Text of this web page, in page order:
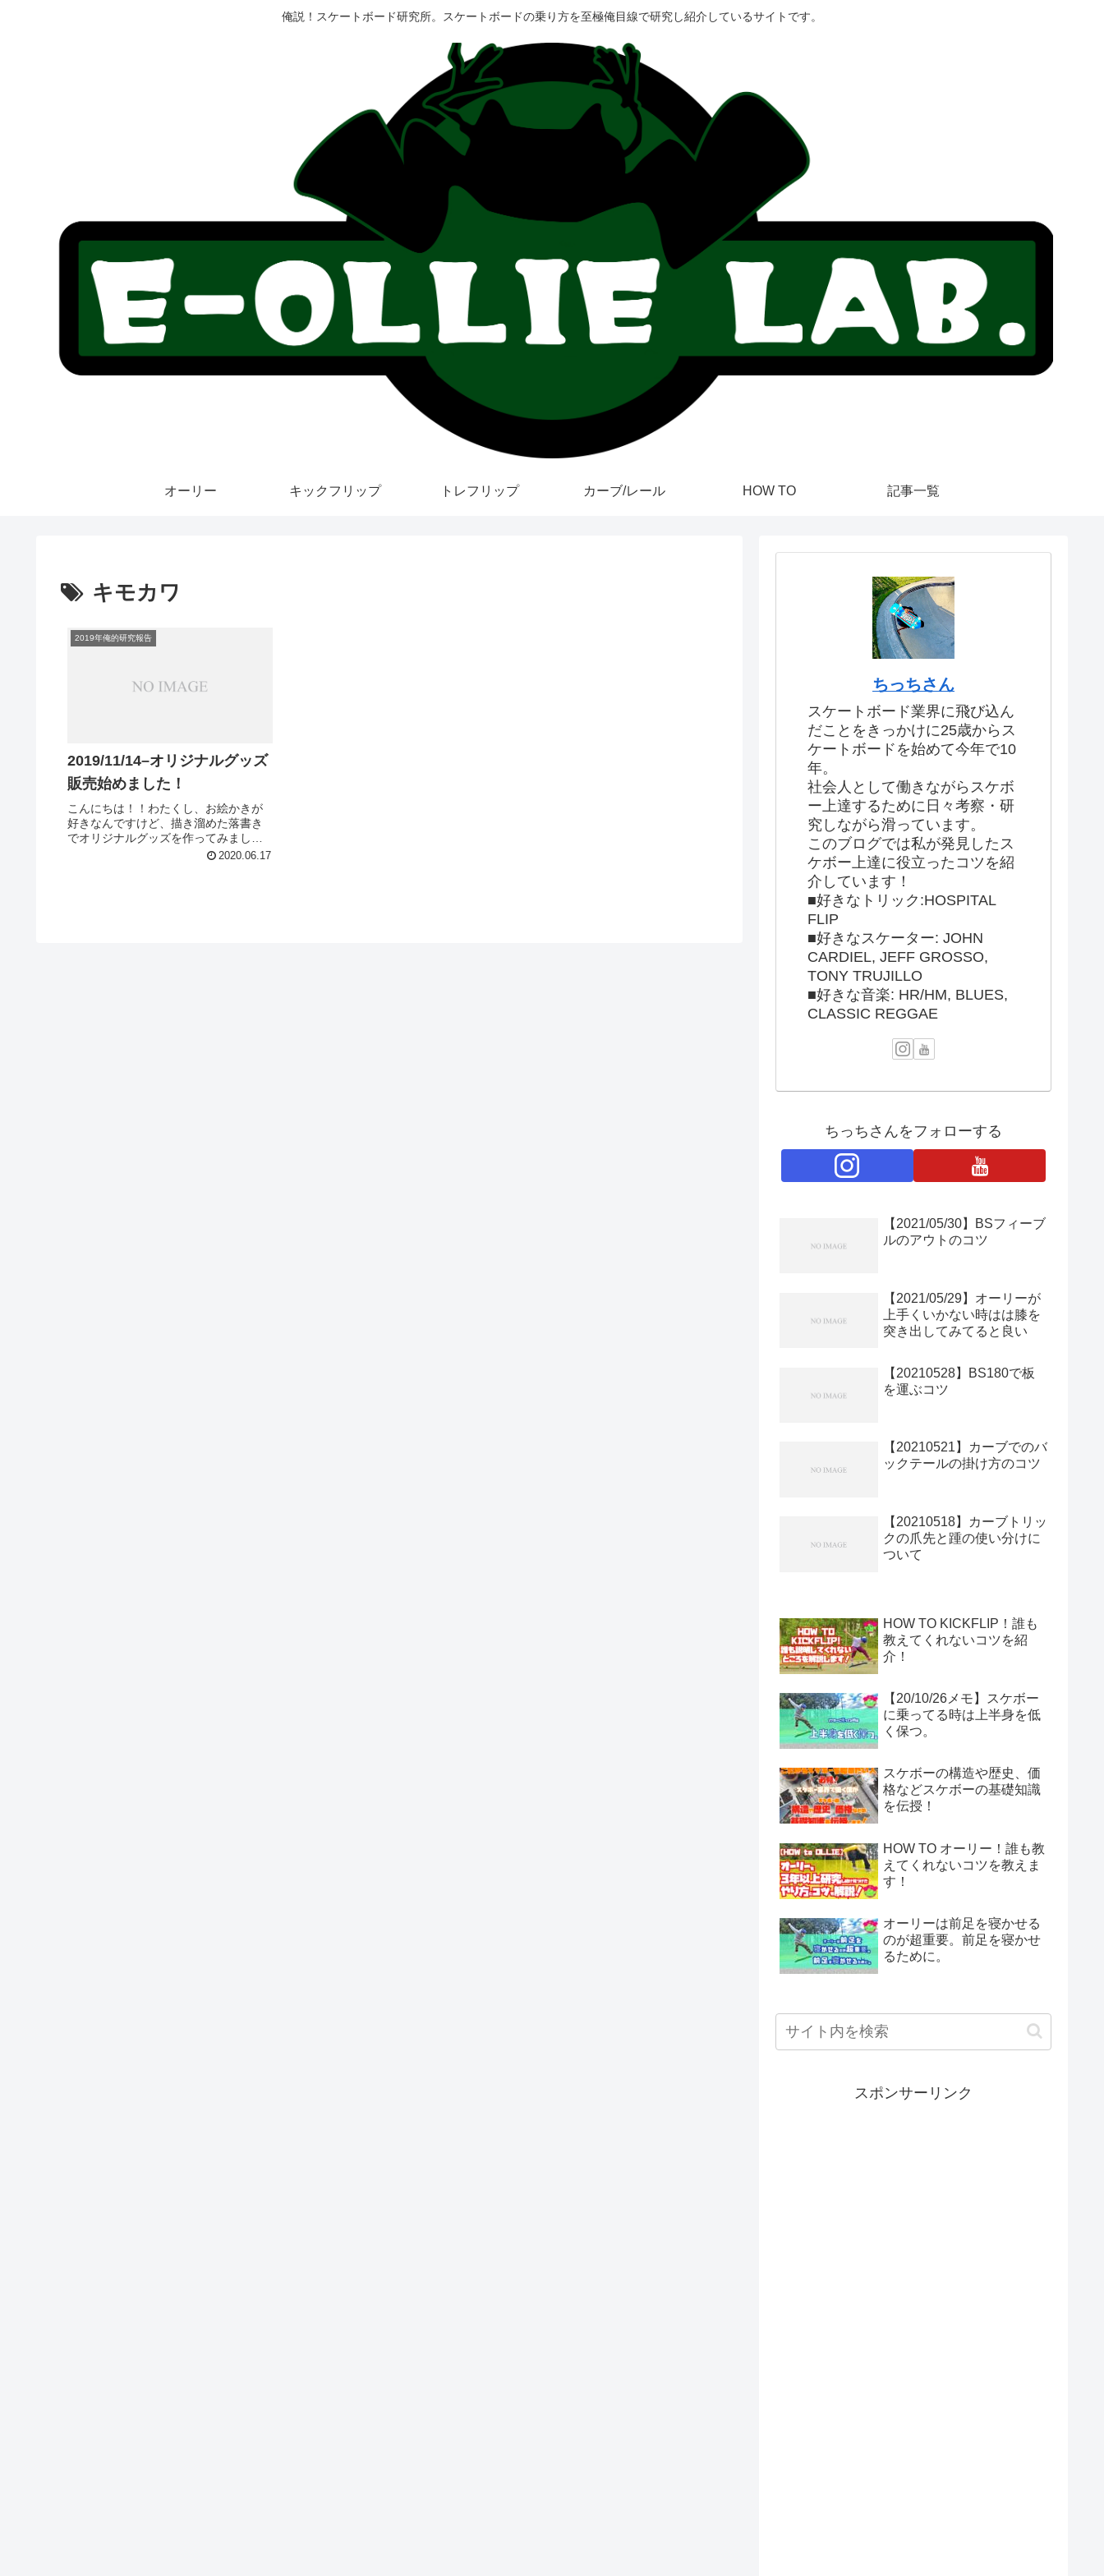
俺説！スケートボード研究所。スケートボードの乗り方を至極俺目線で研究し紹介しているサイトです。
オーリー キックフリップ トレフリップ カーブ/レール HOW TO 記事一覧
キモカワ
2019年俺的研究報告
2019/11/14–オリジナルグッズ
販売始めました！
こんにちは！！わたくし、お絵かきが
好きなんですけど、描き溜めた落書き
でオリジナルグッズを作ってみまし
た。(´・∀・｀)我ながらなんですが.....
2020.06.17
ちっちさん
スケートボード業界に飛び込ん
だことをきっかけに25歳からス
ケートボードを始めて今年で10
年。
社会人として働きながらスケボ
ー上達するために日々考察・研
究しながら滑っています。
このブログでは私が発見したス
ケボー上達に役立ったコツを紹
介しています！
■好きなトリック:HOSPITAL
FLIP
■好きなスケーター: JOHN
CARDIEL, JEFF GROSSO,
TONY TRUJILLO
■好きな音楽: HR/HM, BLUES,
CLASSIC REGGAE
ちっちさんをフォローする
【2021/05/30】BSフィーブ
ルのアウトのコツ
【2021/05/29】オーリーが
上手くいかない時はは膝を
突き出してみてると良い
【20210528】BS180で板
を運ぶコツ
【20210521】カーブでのバ
ックテールの掛け方のコツ
【20210518】カーブトリッ
クの爪先と踵の使い分けに
ついて
HOW TO KICKFLIP！誰も
教えてくれないコツを紹
介！
【20/10/26メモ】スケボー
に乗ってる時は上半身を低
く保つ。
スケボーの構造や歴史、価
格などスケボーの基礎知識
を伝授！
HOW TO オーリー！誰も教
えてくれないコツを教えま
す！
オーリーは前足を寝かせる
のが超重要。前足を寝かせ
るために。
スポンサーリンク